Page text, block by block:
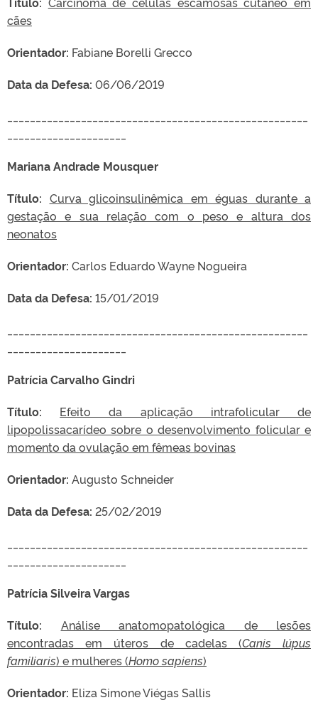
cães
Orientador: Fabiane Borelli Grecco
Data da Defesa: 06/06/2019
Mariana Andrade Mousquer
Título: Curva glicoinsulinêmica em éguas durante a
gestação e sua relação com o peso e altura dos
neonatos
Orientador: Carlos Eduardo Wayne Nogueira
Data da Defesa: 15/01/2019
Patrícia Carvalho Gindri
Título: Efeito da aplicação intrafolicular de
lipopolissacarídeo sobre o desenvolvimento folicular e
momento da ovulação em fêmeas bovinas
Orientador: Augusto Schneider
Data da Defesa: 25/02/2019
Patrícia Silveira Vargas
Título: Análise anatomopatológica de lesões
encontradas em úteros de cadelas (Canis lúpus
familiaris) e mulheres (Homo sapiens)
Orientador: Eliza Simone Viégas Sallis